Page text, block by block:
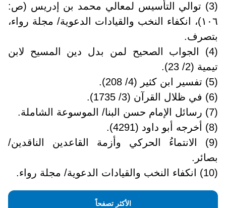
(3) توالي التأسيس لمعالي محمد بن إدريس (ص:
١٠٦)، انكفاء النخب والقيادات الدعوية/ مجلة رواء،
بتصرف.
(4) الجواب الصحيح لمن بدل دين المسيح لابن
تيمية (2/ 23).
(5) تفسير ابن كثير (4/ 208).
(6) في ظلال القرآن (3/ 1735).
(7) رسائل الإمام حسن البنا/ الموسوعة الشاملة.
(8) أخرجه أبو داود (4291).
(9) الانتماءُ الحركي وأزمة القاعدين الناقدين/
بصائر.
(10) انكفاء النخب والقيادات الدعوية/ مجلة رواء.
الأكثر تصفحاً